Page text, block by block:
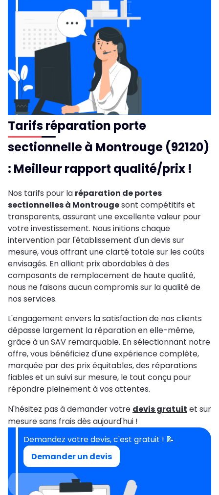
Tarifs réparation porte
sectionnelle à Montrouge (92120)
: Meilleur rapport qualité/prix !
Nos tarifs pour la réparation de portes
sectionnelles à Montrougesont compétitifs et
transparents, assurant une excellente valeur pour
votre investissement. Nous initions chaque
intervention par l'établissement d'un devis sur
mesure, vous offrant une clarté totale sur les coûts
envisagés. En alliant prix abordables à des
composants de remplacement de haute qualité,
nous ne faisons aucun compromis sur la qualité de
nos services.
L'engagement envers la satisfaction de nos clients
dépasse largement la réparation en elle-même,
grâce à un SAV remarquable. En sélectionnant notre
offre, vous bénéficiez d'une expérience complète,
marquée par des prix équitables, des réparations
fiables et un suivi sur mesure, le tout conçu pour
répondre pleinement à vos attentes.
N'hésitez pas à demander votre devis gratuit et sur
mesure sans frais dès aujourd'hui !
Demandez votre devis, c'est gratuit ! 📝
Demander un devis